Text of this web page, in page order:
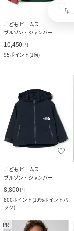
swap_vert
こども ビームス
ブルゾン・ジャンパー
10,450 円
95ポイント(1倍)
こども ビームス
ブルゾン・ジャンパー
8,800 円
800ポイント(10%ポイントバ
ック)
PR